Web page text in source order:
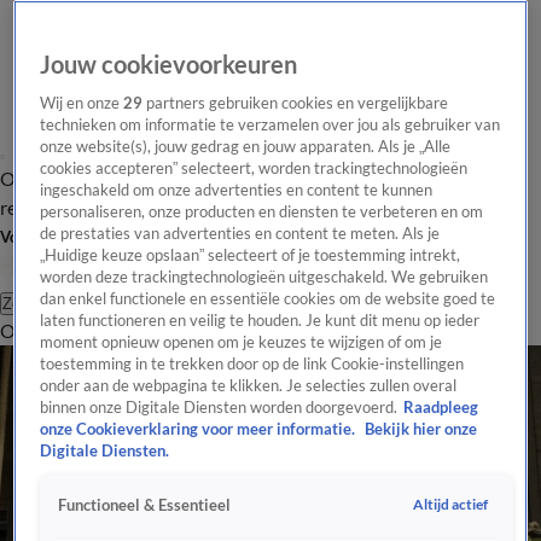
Overzicht Laatste nieuws Regionieuws Het beste van Hart
Tip de
redactie
Volg Hart van Nederland
Zoeken
OverzichtRegioUitzendingenWeerTip de redactiePanelVideo's
Jouw cookievoorkeuren
Wij en onze29 partners gebruiken cookies en vergelijkbare
technieken om informatie te verzamelen over jou als gebruiker van
onze website(s), jouw gedrag en jouw apparaten. Als je „Alle
cookies accepteren” selecteert, worden trackingtechnologieën
ingeschakeld om onze advertenties en content te kunnen
personaliseren, onze producten en diensten te verbeteren en om
de prestaties van advertenties en content te meten. Als je
„Huidige keuze opslaan” selecteert of je toestemming intrekt,
worden deze trackingtechnologieën uitgeschakeld. We gebruiken
dan enkel functionele en essentiële cookies om de website goed te
laten functioneren en veilig te houden. Je kunt dit menu op ieder
moment opnieuw openen om je keuzes te wijzigen of om je
toestemming in te trekken door op de link Cookie-instellingen
onder aan de webpagina te klikken. Je selecties zullen overal
binnen onze Digitale Diensten worden doorgevoerd. Raadpleeg
onze Cookieverklaring voor meer informatie.
Bekijk hier onze
Digitale Diensten.
Functioneel & Essentieel Altijd actief